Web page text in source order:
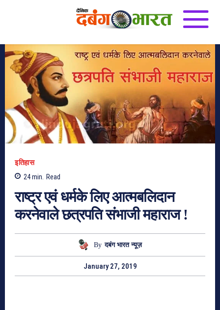
इतिहास
24min. Read
राष्ट्र एवं धर्मके लिए आत्मबलिदान
करनेवाले छत्रपति संभाजी महाराज !
By दबंग भारत न्यूज़
January 27, 2019